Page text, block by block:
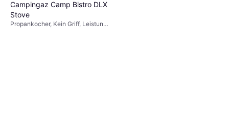
Campingaz Camp Bistro DLX
Stove
Propankocher, Kein Griff, Leistung